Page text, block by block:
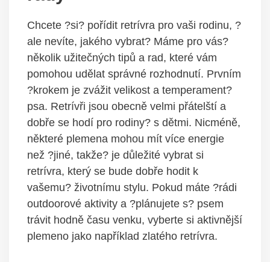
Chcete ?si? pořídit retrívra pro vaši rodinu, ?
ale nevíte, jakého vybrat? Máme pro vás?
několik užitečných tipů a rad, které vám
pomohou udělat správné rozhodnutí. Prvním
?krokem je zvážit velikost a temperament?
psa. Retrívři jsou obecně velmi přátelští a
dobře se hodí pro rodiny? s dětmi. Nicméně,
některé plemena mohou mít více energie
než ?jiné, takže? je důležité vybrat si
retrívra, který se bude dobře hodit k
vašemu? životnímu stylu. Pokud máte ?rádi
outdoorové aktivity a ?plánujete s? psem
trávit hodně času venku, vyberte si aktivnější
plemeno jako například zlatého retrívra.